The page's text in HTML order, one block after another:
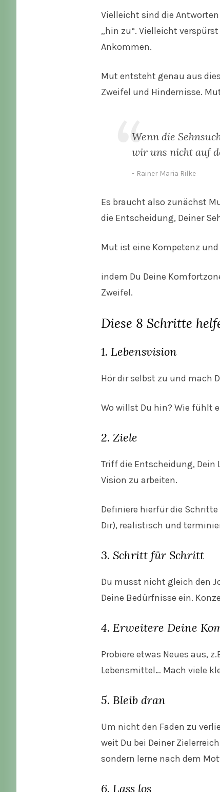
Vielleicht sind die
„hin zu“. Vielleicht
Ankommen.
Mut entsteht genau aus
Zweifel und Hindernisse.
Wenn die
wir uns nicht auf
Rainer Maria Rilke
Es braucht also zunächst
die Entscheidung, Deiner
Mut ist eine Kompetenz
indem Du Deine
Zweifel.
Diese 8 Schritte
1. Lebensvision
Hör dir selbst zu und mach
Wo willst Du hin? Wie fühlt
2. Ziele
Triff die Entscheidung, Dein
Vision zu arbeiten.
Definiere hierfür die
Dir), realistisch und
3. Schritt für Schritt
Du musst nicht gleich den
Deine Bedürfnisse ein.
4. Erweitere Deine
Probiere etwas Neues aus,
Lebensmittel… Mach viele
5. Bleib dran
Um nicht den Faden zu
weit Du bei Deiner
sondern lerne nach dem
6. Lass los